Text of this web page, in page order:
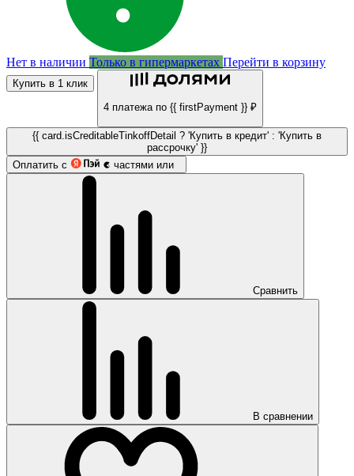
Нет в наличии Только в гипермаркетах Перейти в корзину
Купить в 1 клик
4 платежа по {{ firstPayment }} ₽
{{ card.isCreditableTinkoffDetail ? 'Купить в кредит' : 'Купить в
рассрочку' }}
Оплатить с
частями или
Сравнить
В сравнении